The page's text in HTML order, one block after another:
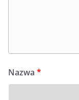
Nazwa *